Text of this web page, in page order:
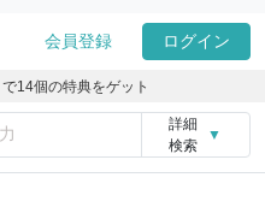
会員登録 ログイン
で14個の特典をゲット
詳細
検索
▼